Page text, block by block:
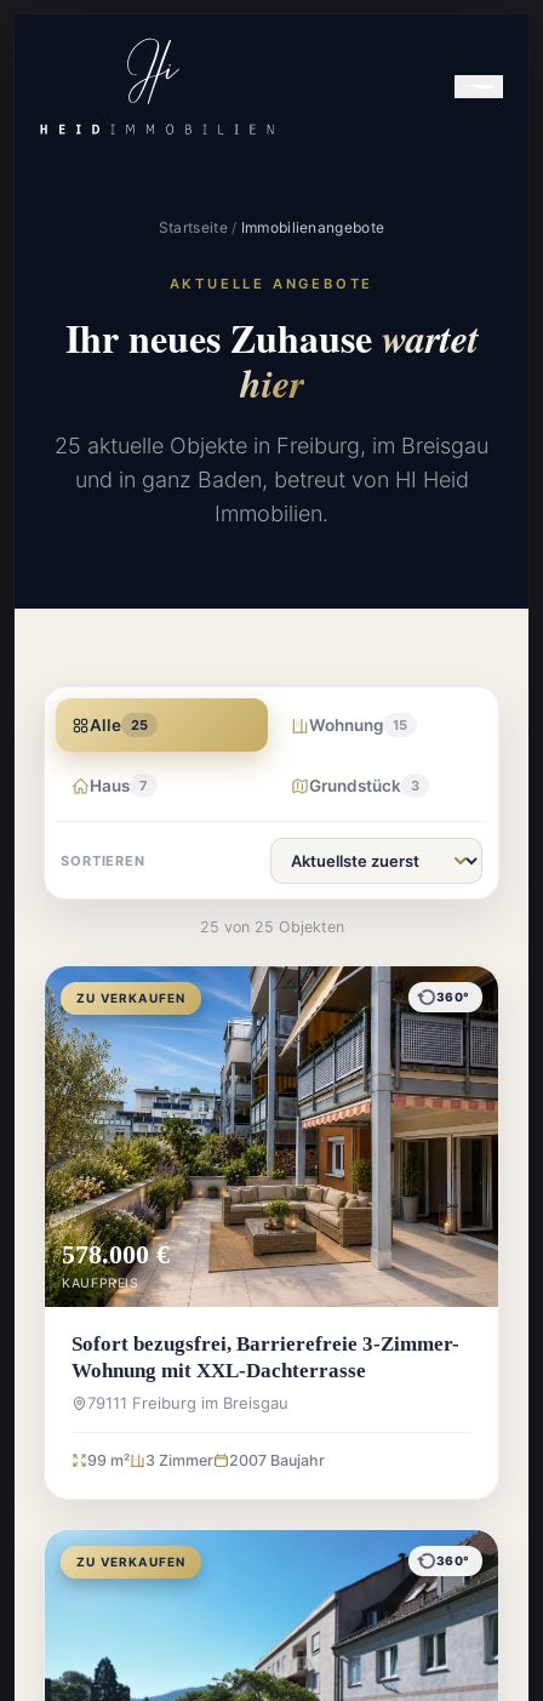
Startseite / Immobilienangebote
AKTUELLE ANGEBOTE
Ihr neues Zuhausewartet
hier
25 aktuelle Objekte in Freiburg, im Breisgau
und in ganz Baden, betreut von HI Heid
Immobilien.
Alle 25 Wohnung 15
Haus 7 Grundstück 3
SORTIEREN
25 von 25 Objekten
ZU VERKAUFEN 360°
578.000 €
KAUFPREIS
Sofort bezugsfrei, Barrierefreie 3-Zimmer-
Wohnung mit XXL-Dachterrasse
79111 Freiburg im Breisgau
99 m² 3 Zimmer 2007 Baujahr
ZU VERKAUFEN 360°